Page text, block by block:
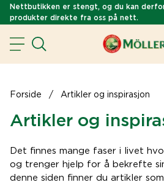
Nettbutikken er stengt, og du kan
produkter direkte fra oss på nett.
Forside / Artikler og inspirasjon
Artikler og
Det finnes mange faser i livet
og trenger hjelp for å bekrefte
denne siden finner du artikler